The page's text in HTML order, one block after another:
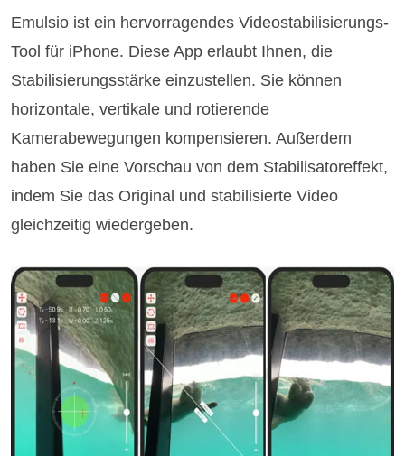
Emulsio ist ein hervorragendes Videostabilisierungs-
Tool für iPhone. Diese App erlaubt Ihnen, die
Stabilisierungsstärke einzustellen. Sie können
horizontale, vertikale und rotierende
Kamerabewegungen kompensieren. Außerdem
haben Sie eine Vorschau von dem Stabilisatoreffekt,
indem Sie das Original und stabilisierte Video
gleichzeitig wiedergeben.